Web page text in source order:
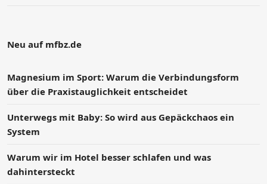
Neu auf mfbz.de
Magnesium im Sport: Warum die Verbindungsform
über die Praxistauglichkeit entscheidet
Unterwegs mit Baby: So wird aus Gepäckchaos ein
System
Warum wir im Hotel besser schlafen und was
dahintersteckt